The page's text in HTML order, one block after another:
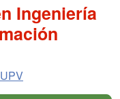
Ingeniería